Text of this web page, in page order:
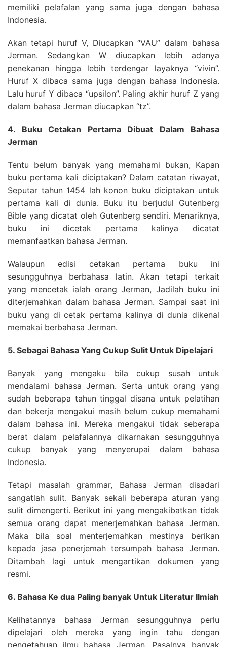
memiliki pelafalan yang sama juga dengan bahasa
Indonesia.
Akan tetapi huruf V, Diucapkan “VAU” dalam bahasa
Jerman. Sedangkan W diucapkan lebih adanya
penekanan hingga lebih terdengar layaknya “vivin”.
Huruf X dibaca sama juga dengan bahasa Indonesia.
Lalu huruf Y dibaca “upsilon”. Paling akhir huruf Z yang
dalam bahasa Jerman diucapkan “tz”.
4. Buku Cetakan Pertama Dibuat Dalam Bahasa
Jerman
Tentu belum banyak yang memahami bukan, Kapan
buku pertama kali diciptakan? Dalam catatan riwayat,
Seputar tahun 1454 lah konon buku diciptakan untuk
pertama kali di dunia. Buku itu berjudul Gutenberg
Bible yang dicatat oleh Gutenberg sendiri. Menariknya,
buku ini dicetak pertama kalinya dicatat
memanfaatkan bahasa Jerman.
Walaupun edisi cetakan pertama buku ini
sesungguhnya berbahasa latin. Akan tetapi terkait
yang mencetak ialah orang Jerman, Jadilah buku ini
diterjemahkan dalam bahasa Jerman. Sampai saat ini
buku yang di cetak pertama kalinya di dunia dikenal
memakai berbahasa Jerman.
5. Sebagai Bahasa Yang Cukup Sulit Untuk Dipelajari
Banyak yang mengaku bila cukup susah untuk
mendalami bahasa Jerman. Serta untuk orang yang
sudah beberapa tahun tinggal disana untuk pelatihan
dan bekerja mengakui masih belum cukup memahami
dalam bahasa ini. Mereka mengakui tidak seberapa
berat dalam pelafalannya dikarnakan sesungguhnya
cukup banyak yang menyerupai dalam bahasa
Indonesia.
Tetapi masalah grammar, Bahasa Jerman disadari
sangatlah sulit. Banyak sekali beberapa aturan yang
sulit dimengerti. Berikut ini yang mengakibatkan tidak
semua orang dapat menerjemahkan bahasa Jerman.
Maka bila soal menterjemahkan mestinya berikan
kepada jasa penerjemah tersumpah bahasa Jerman.
Ditambah lagi untuk mengartikan dokumen yang
resmi.
6. Bahasa Ke dua Paling banyak Untuk Literatur Ilmiah
Kelihatannya bahasa Jerman sesungguhnya perlu
dipelajari oleh mereka yang ingin tahu dengan
pengetahuan ilmu bahasa Jerman. Pasalnya banyak